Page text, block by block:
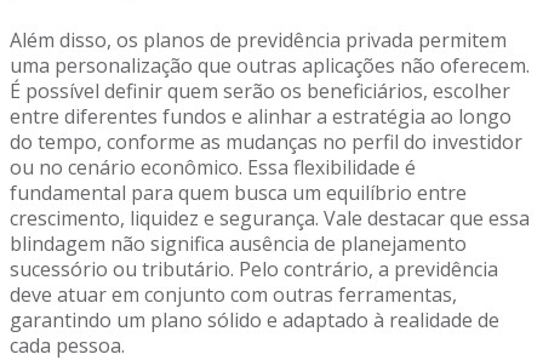
Além disso, os planos de previdência privada permitem
uma personalização que outras aplicações não oferecem.
É possível definir quem serão os beneficiários, escolher
entre diferentes fundos e alinhar a estratégia ao longo
do tempo, conforme as mudanças no perfil do investidor
ou no cenário econômico. Essa flexibilidade é
fundamental para quem busca um equilíbrio entre
crescimento, liquidez e segurança. Vale destacar que essa
blindagem não significa ausência de planejamento
sucessório ou tributário. Pelo contrário, a previdência
deve atuar em conjunto com outras ferramentas,
garantindo um plano sólido e adaptado à realidade de
cada pessoa.